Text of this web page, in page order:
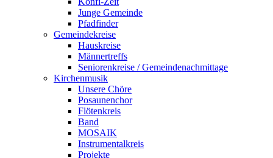
Junge Gemeinde
Pfadfinder
Gemeindekreise
Hauskreise
Männertreffs
Seniorenkreise / Gemeindenachmittage
Kirchenmusik
Unsere Chöre
Posaunenchor
Flötenkreis
Band
MOSAIK
Instrumentalkreis
Projekte